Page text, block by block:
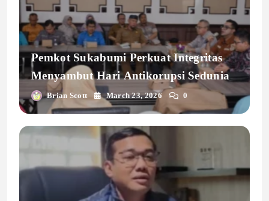
Pemkot Sukabumi Perkuat Integritas
Menyambut Hari Antikorupsi Sedunia
Brian Scott March 23, 2026 0